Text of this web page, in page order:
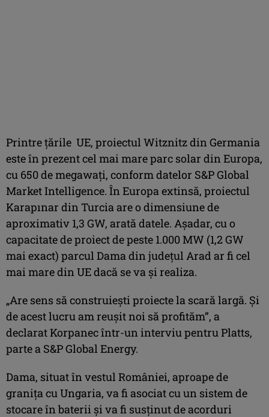
Printre țările UE, proiectul Witznitz din Germania
este în prezent cel mai mare parc solar din Europa,
cu 650 de megawați, conform datelor S&P Global
Market Intelligence. În Europa extinsă, proiectul
Karapınar din Turcia are o dimensiune de
aproximativ 1,3 GW, arată datele. Așadar, cu o
capacitate de proiect de peste 1.000 MW (1,2 GW
mai exact) parcul Dama din județul Arad ar fi cel
mai mare din UE dacă se va și realiza.
„Are sens să construiești proiecte la scară largă. Și
de acest lucru am reușit noi să profităm”, a
declarat Korpanec într-un interviu pentru Platts,
parte a S&P Global Energy.
Dama, situat în vestul României, aproape de
granița cu Ungaria, va fi asociat cu un sistem de
stocare în baterii și va fi susținut de acorduri